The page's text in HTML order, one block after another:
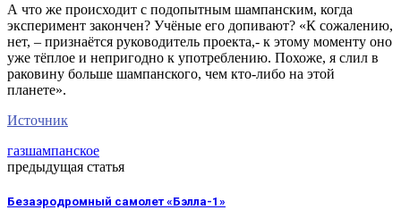
А что же происходит с подопытным шампанским, когда
эксперимент закончен? Учёные его допивают? «К сожалению,
нет, – признаётся руководитель проекта,- к этому моменту оно
уже тёплое и непригодно к употреблению. Похоже, я слил в
раковину больше шампанского, чем кто-либо на этой
планете».
Источник
газшампанское
предыдущая статья
Безаэродромный самолет «Бэлла-1»